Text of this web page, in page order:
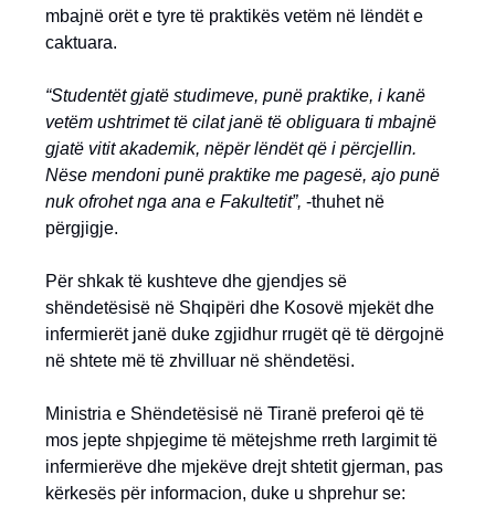
mbajnë orët e tyre të praktikës vetëm në lëndët e
caktuara.
“Studentët gjatë studimeve, punë praktike, i kanë
vetëm ushtrimet të cilat janë të obliguara ti mbajnë
gjatë vitit akademik, nëpër lëndët që i përcjellin.
Nëse mendoni punë praktike me pagesë, ajo punë
nuk ofrohet nga ana e Fakultetit”, -thuhet në
përgjigje.
Për shkak të kushteve dhe gjendjes së
shëndetësisë në Shqipëri dhe Kosovë mjekët dhe
infermierët janë duke zgjidhur rrugët që të dërgojnë
në shtete më të zhvilluar në shëndetësi.
Ministria e Shëndetësisë në Tiranë preferoi që të
mos jepte shpjegime të mëtejshme rreth largimit të
infermierëve dhe mjekëve drejt shtetit gjerman, pas
kërkesës për informacion, duke u shprehur se: